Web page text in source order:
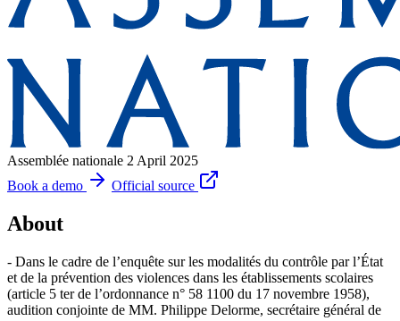
Assemblée nationale 2 April 2025
Book a demo
Official source
About
- Dans le cadre de l’enquête sur les modalités du contrôle par l’État
et de la prévention des violences dans les établissements scolaires
(article 5 ter de l’ordonnance n° 58 1100 du 17 novembre 1958),
audition conjointe de MM. Philippe Delorme, secrétaire général de